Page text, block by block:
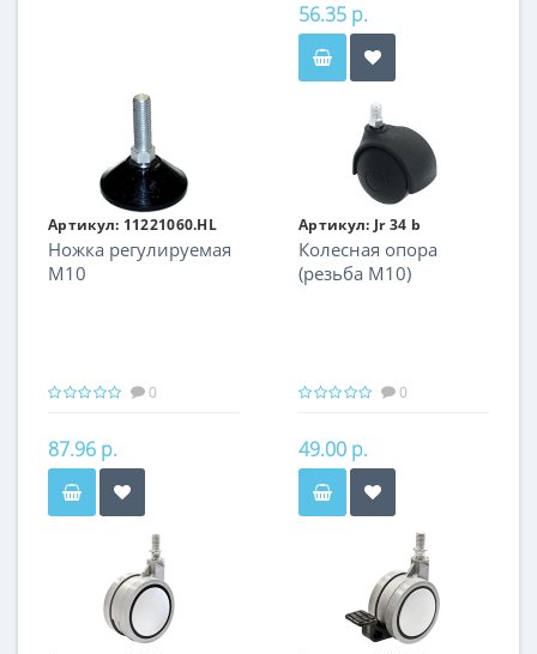
56.35 р.
Артикул: 11221060.HL
Ножка регулируемая
М10
0
87.96 р.
Артикул:Jr 34 b
Колесная опора
(резьба М10)
0
49.00 р.